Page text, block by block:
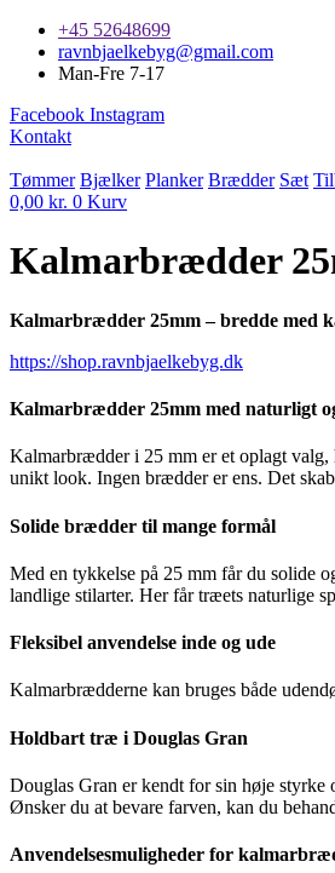
Videre
indhold
+45 52648699
ravnbjaelkebyg@gmail.com
Man-Fre 7-17
Facebook Instagram
Kontakt
Tømmer Bjælker Planker Brædder Sæt
0,00 kr. 0 Kurv
Kalmarbrædder
Kalmarbrædder 25mm – bredde med
https://shop.ravnbjaelkebyg.dk
Kalmarbrædder 25mm med naturligt
Kalmarbrædder i 25 mm er et oplagt
unikt look. Ingen brædder er ens. Det
Solide brædder til mange formål
Med en tykkelse på 25 mm får du solide
landlige stilarter. Her får træets naturlige
Fleksibel anvendelse inde og ude
Kalmarbrædderne kan bruges både
Holdbart træ i Douglas Gran
Douglas Gran er kendt for sin høje
Ønsker du at bevare farven, kan du
Anvendelsesmuligheder for